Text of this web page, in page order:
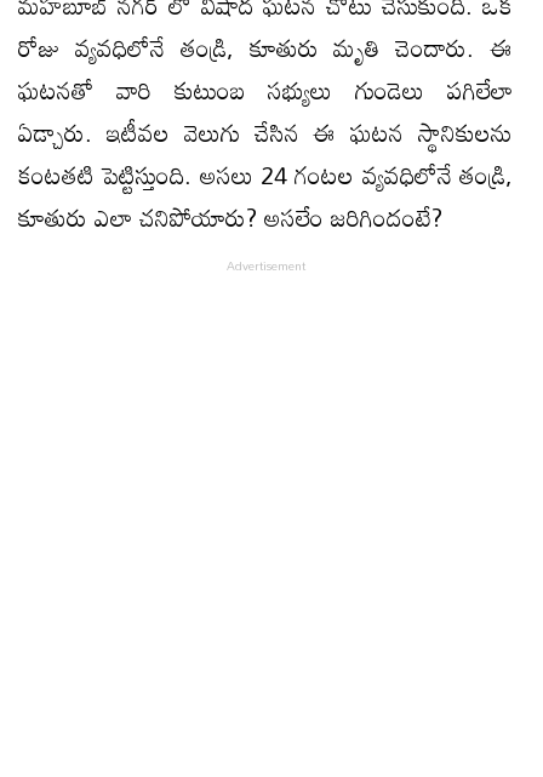
రోజు వ్యవధిలోనే తండ్రి, కూతురు మృతి చెందారు. ఈ
ఘటనతో వారి కుటుంబ సభ్యులు గుండెలు పగిలేలా
ఏడ్చారు. ఇటీవల వెలుగు చేసిన ఈ ఘటన స్థానికులను
కంటతటి పెట్టిస్తుంది. అసలు 24 గంటల వ్యవధిలోనే తండ్రి,
కూతురు ఎలా చనిపోయారు? అసలేం జరిగిందంటే?